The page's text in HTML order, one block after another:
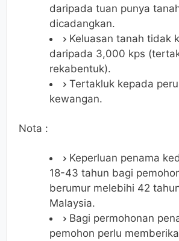
daripada tuan punya
dicadangkan.
Keluasan tanah tidak
daripada 3,000 kps
rekabentuk).
Tertakluk kepada
kewangan.
Nota :
Keperluan penama
18-43 tahun bagi
berumur melebihi 42
Malaysia.
Bagi permohonan
pemohon perlu